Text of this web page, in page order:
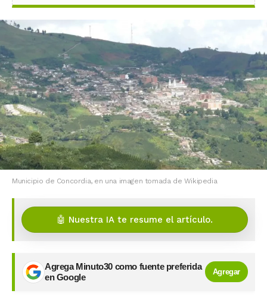
Municipio de Concordia, en una imagen tomada de Wikipedia
🤖 Nuestra IA te resume el artículo.
Agrega Minuto30 como fuente preferida
en Google
Agregar